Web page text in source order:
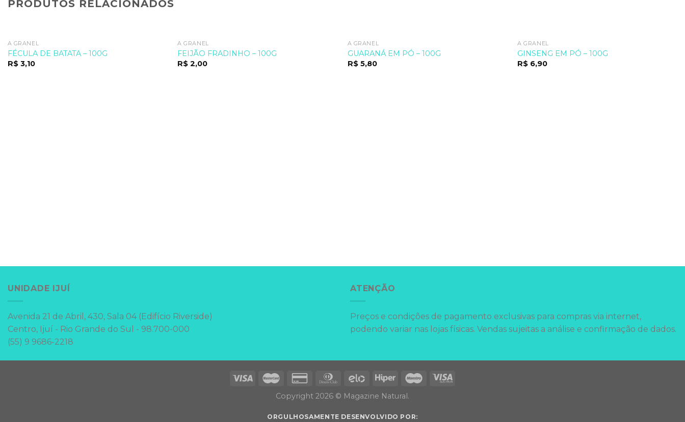
PRODUTOS RELACIONADOS
A GRANEL
FÉCULA DE BATATA – 100G
R$3,10
A GRANEL
FEIJÃO FRADINHO – 100G
R$ 2,00
A GRANEL
GUARANÁ EM PÓ – 100G
R$5,80
A GRANEL
GINSENG EM PÓ – 100G
R$ 6,90
UNIDADE IJUÍ
Avenida 21 de Abril, 430, Sala 04 (Edifício Riverside)
Centro, Ijuí - Rio Grande do Sul - 98.700-000
(55) 9 9686-2218
ATENÇÃO
Preços e condições de pagamento exclusivas para compras via internet,
podendo variar nas lojas físicas. Vendas sujeitas a análise e confirmação de dados.
Copyright 2026 © Magazine Natural.
ORGULHOSAMENTE DESENVOLVIDO POR: